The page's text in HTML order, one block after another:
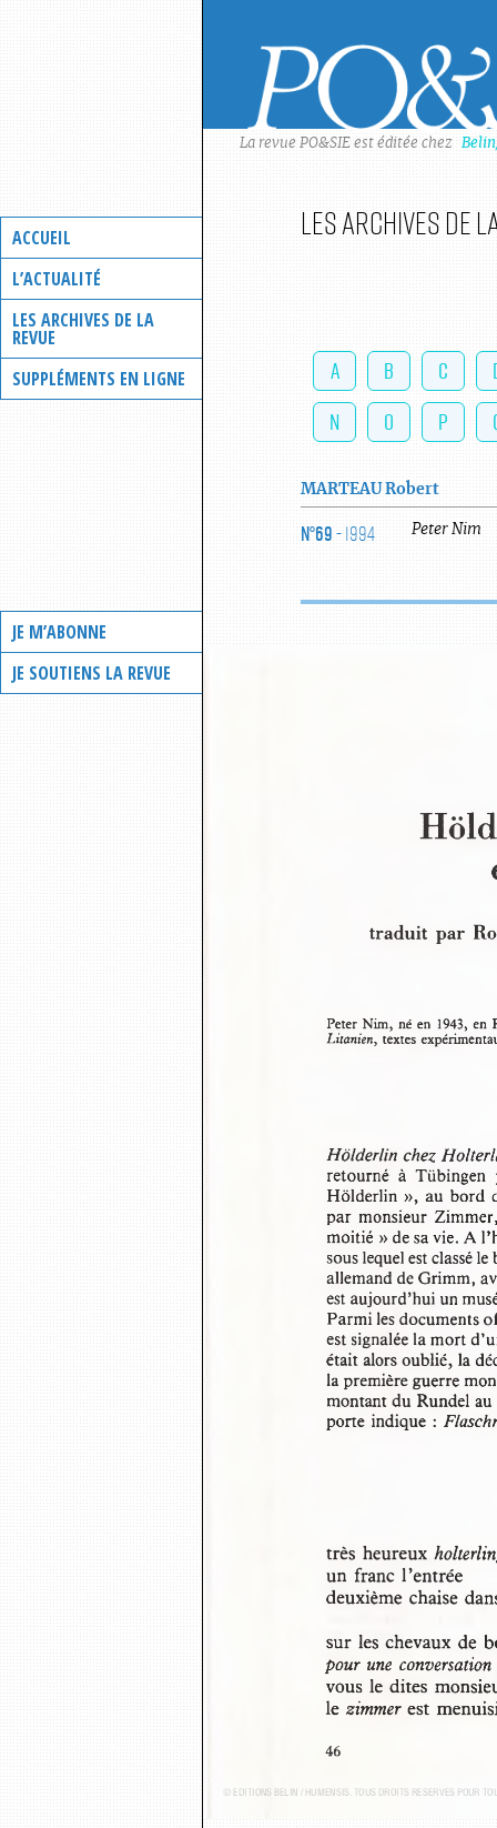
ACCUEIL
L’ACTUALITÉ
LES ARCHIVES DE LA
REVUE
SUPPLÉMENTS EN LIGNE
JE M’ABONNE
JE SOUTIENS LA REVUE
La revue PO&SIE est éditée chez
Les archives de
A B C
N
O P
MARTEAU Robert
N°69- 1994 Peter Nim
traduit par
Peter Nim, né en 1943,
Litanien, textes
Hölderlin chez
retourné  à
Hölderlin », au bord
par monsieur
moitié » de sa vie. A
sous lequel est classé
allemand de Grimm,
est aujourd’hui un
Parmi les documents
est signalée la mort
était alors oublié, la
la première guerre
montant du Rundel
porte indique :
très heureux
un franc l’entrée
deuxième chaise
sur les chevaux de
pour une
vous le dites
le zimmer est
46
© ÉDITIONS BELIN / HUMENSIS. TOUS DROITS RÉSERVÉS POUR